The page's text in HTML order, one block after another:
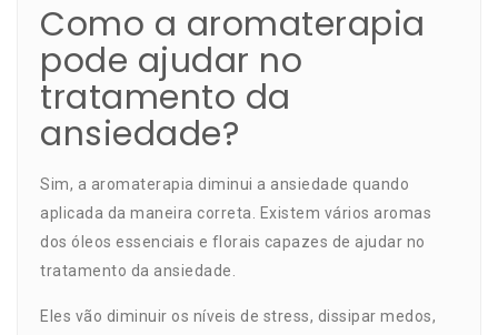
Como a aromaterapia
pode ajudar no
tratamento da
ansiedade?
Sim, a aromaterapia diminui a ansiedade quando
aplicada da maneira correta. Existem vários aromas
dos óleos essenciais e florais capazes de ajudar no
tratamento da ansiedade.
Eles vão diminuir os níveis de stress, dissipar medos,